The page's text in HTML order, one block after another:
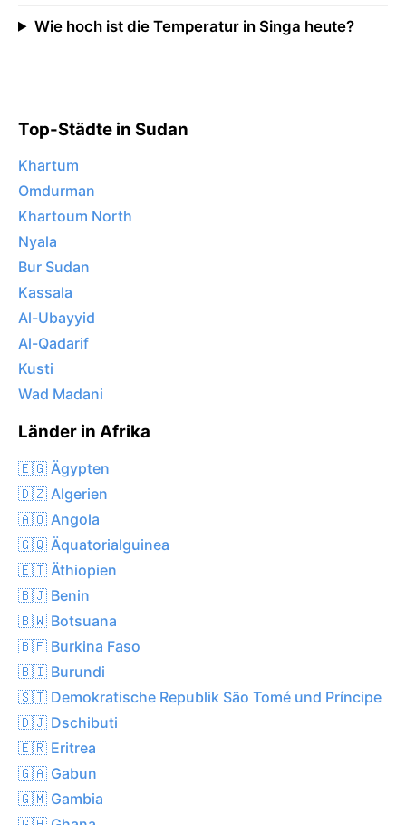
Wie hoch ist die Temperatur in Singa heute?
Top-Städte in Sudan
Khartum
Omdurman
Khartoum North
Nyala
Bur Sudan
Kassala
Al-Ubayyid
Al-Qadarif
Kusti
Wad Madani
Länder in Afrika
🇪🇬 Ägypten
🇩🇿 Algerien
🇦🇴 Angola
🇬🇶 Äquatorialguinea
🇪🇹 Äthiopien
🇧🇯 Benin
🇧🇼 Botsuana
🇧🇫 Burkina Faso
🇧🇮 Burundi
🇸🇹 Demokratische Republik São Tomé und Príncipe
🇩🇯 Dschibuti
🇪🇷 Eritrea
🇬🇦 Gabun
🇬🇲 Gambia